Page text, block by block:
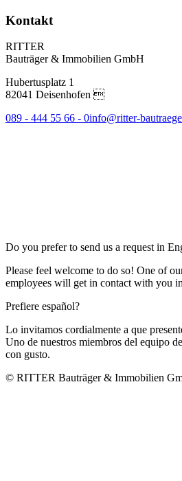
Kontakt
RITTER
Bauträger & Immobilien GmbH
Hubertusplatz 1
82041 Deisenhofen 
089 - 444 55 66 - 0info@ritter-
Do you prefer to send us a request in
Please feel welcome to do so! One of
employees will get in contact with you
Prefiere español?
Lo invitamos cordialmente a que
Uno de nuestros miembros del equipo
con gusto.
© RITTER Bauträger & Immobilien